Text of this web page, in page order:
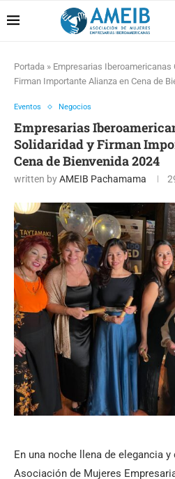
Portada » Empresarias Iberoamericanas
Firman Importante Alianza en Cena de
Eventos Negocios
Empresarias
Solidaridad y Firman
Cena de Bienvenida 2024
written byAMEIB Pachamama
En una noche llena de elegancia
Asociación de Mujeres